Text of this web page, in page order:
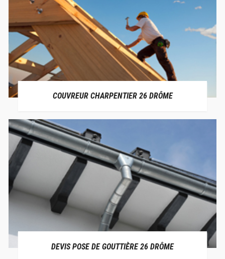
COUVREUR CHARPENTIER 26 DRÔME
DEVIS POSE DE GOUTTIÈRE 26 DRÔME